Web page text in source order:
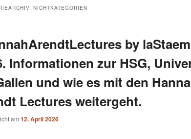
NICHTKATEGORIEN
by
Informationen zur HSG,
und wie es mit den
Lectures weitergeht.
am 12. April 2026